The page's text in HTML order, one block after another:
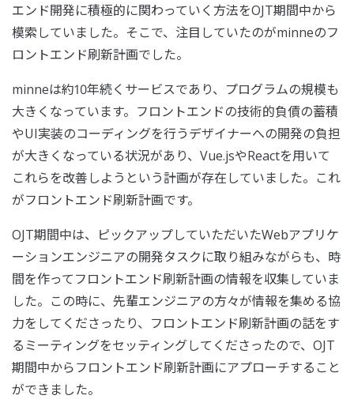
エンド開発に積極的に関わっていく方法をOJT期間中から
模索していました。そこで、注目していたのがminneのフ
ロントエンド刷新計画でした。
minneは約10年続くサービスであり、プログラムの規模も
大きくなっています。フロントエンドの技術的負債の蓄積
やUI実装のコーディングを行うデザイナーへの開発の負担
が大きくなっている状況があり、Vue.jsやReactを用いて
これらを改善しようという計画が存在していました。これ
がフロントエンド刷新計画です。
OJT期間中は、ピックアップしていただいたWebアプリケ
ーションエンジニアの開発タスクに取り組みながらも、時
間を作ってフロントエンド刷新計画の情報を収集していま
した。この時に、先輩エンジニアの方々が情報を集める協
力をしてくださったり、フロントエンド刷新計画の話をす
るミーティングをセッティングしてくださったので、OJT
期間中からフロントエンド刷新計画にアプローチすること
ができました。